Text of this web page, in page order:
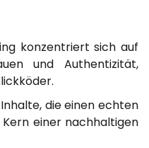
konzentriert sich auf
und Authentizität,
die einen echten
einer nachhaltigen